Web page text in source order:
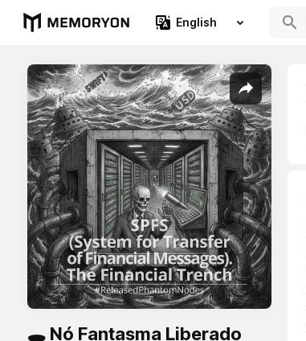
English
🕳️ Nó Fantasma Liberado